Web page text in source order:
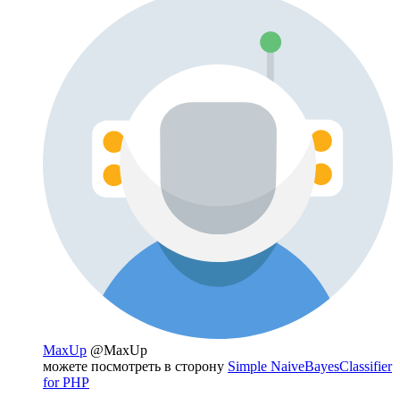
MaxUp @MaxUp
можете посмотреть в сторону Simple NaiveBayesClassifier
for PHP